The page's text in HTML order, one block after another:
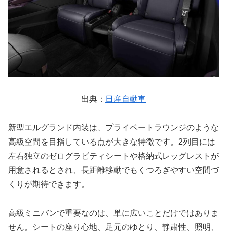
出典： 日産自動車
新型エルグランド内装は、プライベートラウンジのような
高級空間を目指している点が大きな特徴です。2列目には
左右独立のゼログラビティシートや格納式レッグレストが
用意されるとされ、長距離移動でもくつろぎやすい空間づ
くりが期待できます。
高級ミニバンで重要なのは、単に広いことだけではありま
せん。シートの座り心地、足元のゆとり、静粛性、照明、